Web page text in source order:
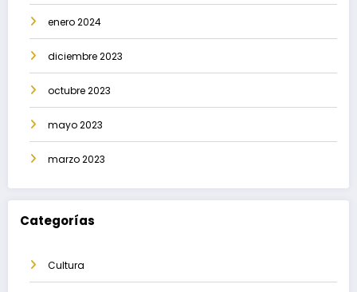
enero 2024
diciembre 2023
octubre 2023
mayo 2023
marzo 2023
Categorías
Cultura